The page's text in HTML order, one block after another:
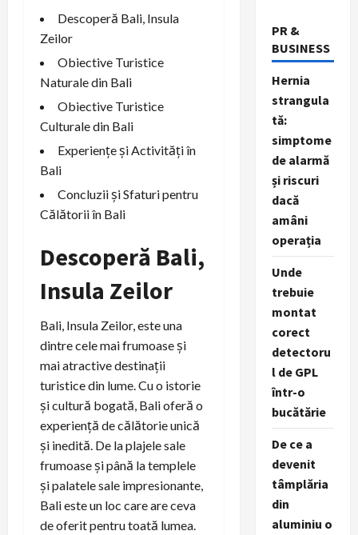
Descoperă Bali, Insula
Zeilor
Obiective Turistice
Naturale din Bali
Obiective Turistice
Culturale din Bali
Experiențe și Activități în
Bali
Concluzii și Sfaturi pentru
Călătorii în Bali
Descoperă Bali,
Insula Zeilor
Bali, Insula Zeilor, este una
dintre cele mai frumoase și
mai atractive destinații
turistice din lume. Cu o istorie
și cultură bogată, Bali oferă o
experiență de călătorie unică
și inedită. De la plajele sale
frumoase și până la templele
și palatele sale impresionante,
Bali este un loc care are ceva
de oferit pentru toată lumea.
PR &
BUSINESS
Hernia
strangula
tă:
simptome
de alarmă
și riscuri
dacă
amâni
operația
Unde
trebuie
montat
corect
detectoru
l de GPL
într-o
bucătărie
De ce a
devenit
tâmplăria
din
aluminiu o